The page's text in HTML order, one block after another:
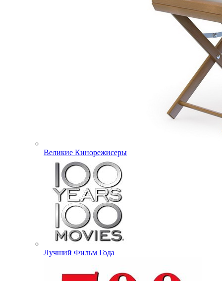
Великие Кинорежисеры
Лучший Фильм Года